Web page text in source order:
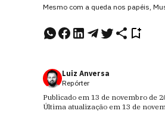
Mesmo com a queda nos papéis,
Luiz Anversa
Repórter
Publicado em 13 de novembro de
Última atualização em 13 de